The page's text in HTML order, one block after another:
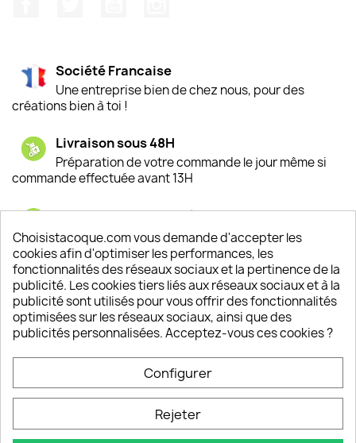
Société Francaise
Une entreprise bien de chez nous, pour des
créations bien à toi !
Livraison sous 48H
Préparation de votre commande le jour même si
commande effectuée avant 13H
Satisfaction de nos clients
Depuis 2009, entre 92% et 94% de nos clients
sont satisfaits de nos produits
Un SAV à votre écoute
Notre SAV est disponible 6/7J de 10h à 18H
Choisistacoque.com vous demande d'accepter les
cookies afin d'optimiser les performances, les
fonctionnalités des réseaux sociaux et la pertinence de la
publicité. Les cookies tiers liés aux réseaux sociaux et à la
publicité sont utilisés pour vous offrir des fonctionnalités
optimisées sur les réseaux sociaux, ainsi que des
publicités personnalisées. Acceptez-vous ces cookies ?
Configurer
Rejeter